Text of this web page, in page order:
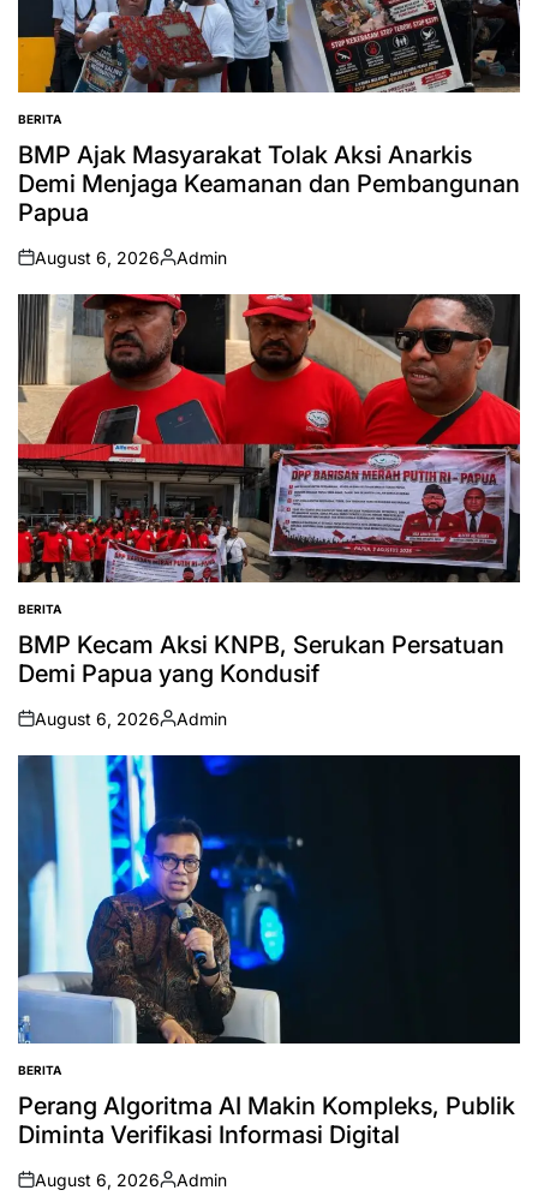
POSTED
IN
BERITA
BMP Ajak Masyarakat Tolak Aksi Anarkis
Demi Menjaga Keamanan dan Pembangunan
Papua
on
August 6, 2026
Posted
by
Admin
POSTED
IN
BERITA
BMP Kecam Aksi KNPB, Serukan Persatuan
Demi Papua yang Kondusif
on
August 6, 2026
Posted
by
Admin
POSTED
IN
BERITA
Perang Algoritma AI Makin Kompleks, Publik
Diminta Verifikasi Informasi Digital
on
August 6, 2026
Posted
Admin